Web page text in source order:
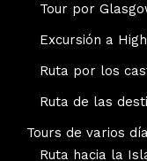
Tour por
Excursión a
Ruta por los
Ruta de las
Tours de varios
Ruta hacia la